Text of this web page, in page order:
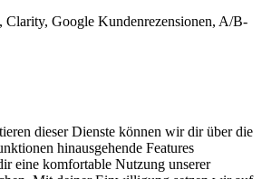
Clarity, Google Kundenrezensionen, A/B-
dieser Dienste können wir dir über die
hinausgehende Features
eine komfortable Nutzung unserer